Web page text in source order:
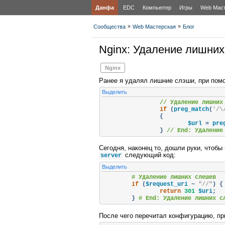
Данфа EDC Компьютер Игры Web
Сообщества » Web Мастерская » Блог
Nginx: Удаление
Nginx
Ранее я удалял лишние слэши, при
Выделить
// Удаление лишних
if
(preg_match( '/
{
			$url
=
} // End: Удаление
Сегодня, наконец то, дошли руки,
server следующий код:
Выделить
# Удаление лишних слешев
if
($request_uri ~ "//" )
{
return 301 $uri;
} # End: Удаление лишних
После чего перечитал конфигурацию,